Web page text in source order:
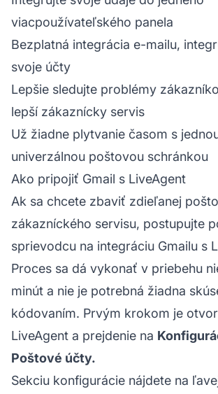
viacpoužívateľského panela
Bezplatná integrácia e-mailu,
svoje účty
Lepšie sledujte problémy
lepší zákaznícky servis
Už žiadne plytvanie časom s
univerzálnou poštovou schránkou
Ako pripojiť Gmail s LiveAgent
Ak sa chcete zbaviť zdieľanej
zákazníckého servisu, postupujte
sprievodcu na integráciu Gmailu s
Proces sa dá vykonať v priebehu
minút a nie je potrebná žiadna
kódovaním. Prvým krokom je
LiveAgent a prejdenie na
Poštové účty.
Sekciu konfigurácie nájdete na